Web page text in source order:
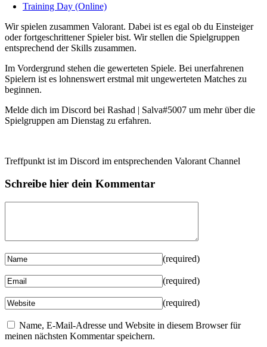
Training Day (Online)
Wir spielen zusammen Valorant. Dabei ist es egal ob du Einsteiger
oder fortgeschrittener Spieler bist. Wir stellen die Spielgruppen
entsprechend der Skills zusammen.
Im Vordergrund stehen die gewerteten Spiele. Bei unerfahrenen
Spielern ist es lohnenswert erstmal mit ungewerteten Matches zu
beginnen.
Melde dich im Discord bei Rashad | Salva#5007 um mehr über die
Spielgruppen am Dienstag zu erfahren.
Treffpunkt ist im Discord im entsprechenden Valorant Channel
Schreibe hier dein Kommentar
(required)
(required)
(required)
Name, E-Mail-Adresse und Website in diesem Browser für
meinen nächsten Kommentar speichern.